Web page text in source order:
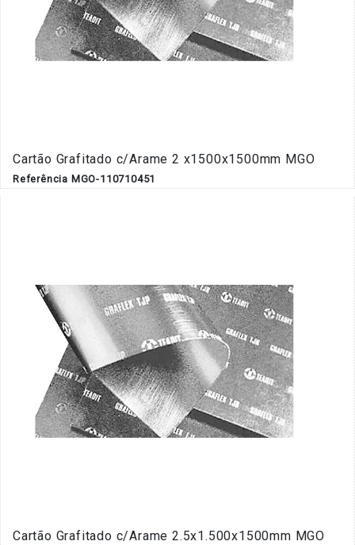
Cartão Grafitado c/Arame 2 x1500x1500mm MGO
Referência MGO-110710451
Cartão Grafitado c/Arame 2.5x1.500x1500mm MGO